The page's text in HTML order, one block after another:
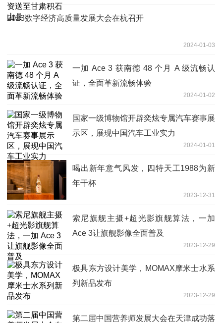
2023数字经济高质量发展大会在杭召开
2024-01-03
一加 Ace 3 获南德 48 个月 A 级流畅认
证，全面革新流畅体验
2024-01-02
国家一级博物馆开辟奕炫专属汽车赛事展
示区，展现中国汽车工业实力
2024-01-01
喝出新年意气风发，四特天工1988为新
年干杯
2023-12-31
索尼旗舰主摄+超光影旗舰算法，一加
Ace 3让旗舰影像全面普及
2023-12-29
极具东方设计美学，MOMAX摩米士水系
列新品发布
2023-12-29
第二届中国营养师发展大会在天津成功落